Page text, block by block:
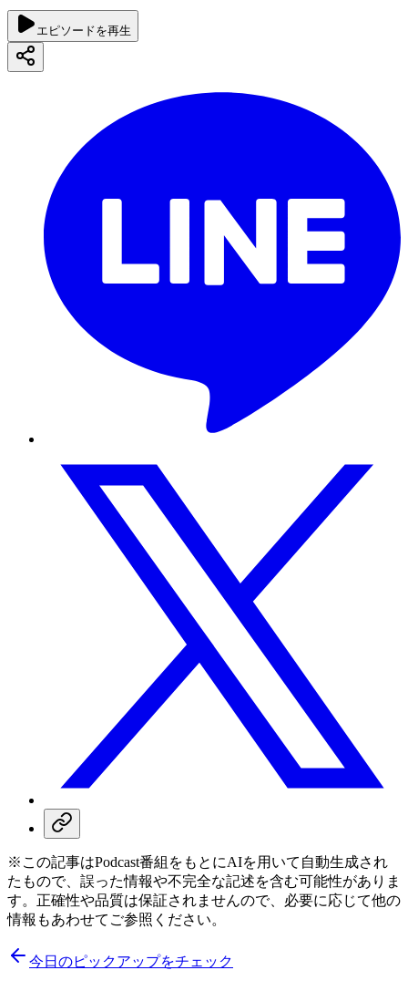
エピソードを再生
※この記事はPodcast番組をもとにAIを用いて自動生成され
たもので、誤った情報や不完全な記述を含む可能性がありま
す。正確性や品質は保証されませんので、必要に応じて他の
情報もあわせてご参照ください。
今日のピックアップをチェック